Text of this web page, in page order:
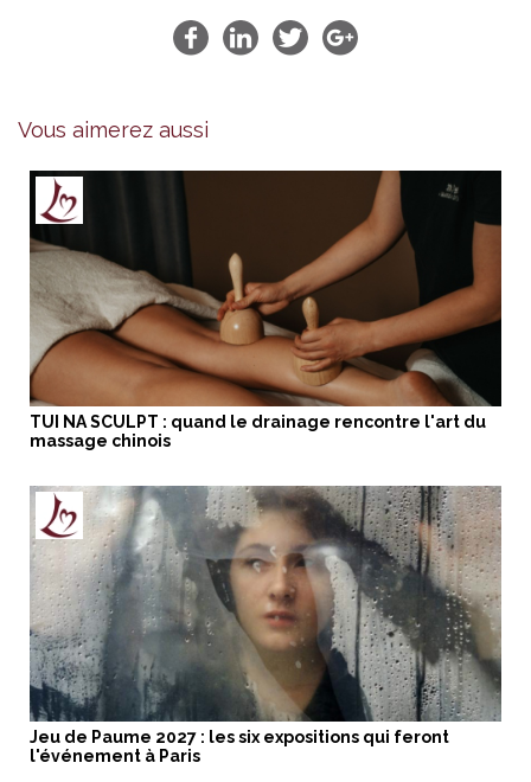
Vous aimerez aussi
TUI NA SCULPT : quand le drainage rencontre l'art du
massage chinois
Jeu de Paume 2027 : les six expositions qui feront
l'événement à Paris